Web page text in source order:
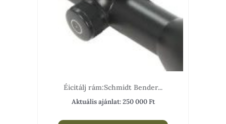
Éicitálj rám:Schmidt Bender...
Aktuális ajánlat:250 000Ft